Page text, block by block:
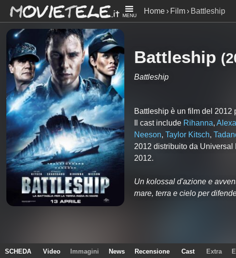
MENU
Home Film Battleship
Battleship (
Battleship
Battleship è un film del 2012
Il cast include Rihanna,
Neeson, Taylor Kitsch,
2012 distribuito da
2012.
Un kolossal d'azione e
mare, terra e cielo per
SCHEDA Video Immagini News Recensione Cast Extra